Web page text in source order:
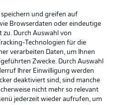
Voreinstellungen verwalten
Nutzungsbedingungen
Kontakt
und greifen auf
Browserdaten oder eindeutige
zu. Durch Auswahl von
Technologien für die
verarbeiten Daten, um Ihnen
Zwecke. Durch Auswahl
Ihrer Einwilligung werden
deaktiviert sind, sind manche
nicht mehr so relevant
jederzeit wieder aufrufen, um